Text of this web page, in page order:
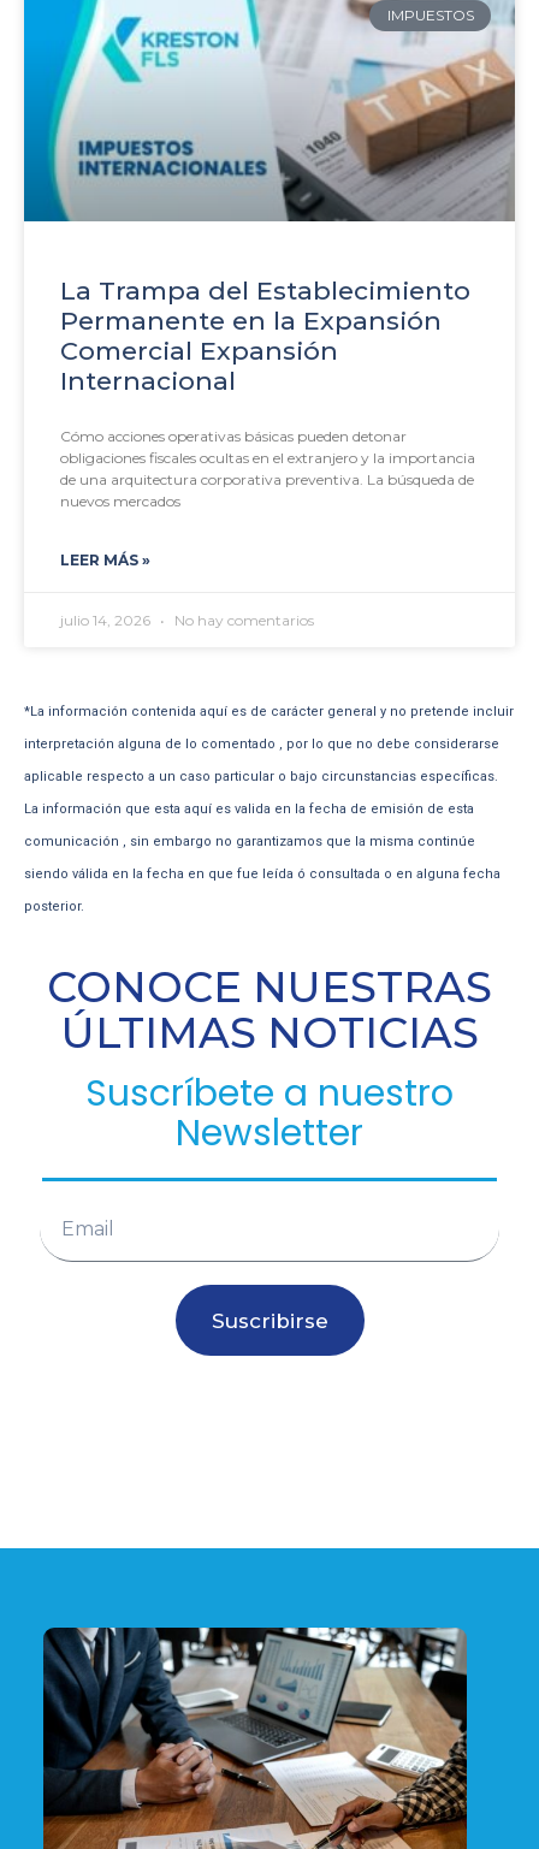
IMPUESTOS
La Trampa del Establecimiento
Permanente en la Expansión
Comercial Expansión
Internacional
Cómo acciones operativas básicas pueden detonar
obligaciones fiscales ocultas en el extranjero y la importancia
de una arquitectura corporativa preventiva. La búsqueda de
nuevos mercados
LEER MÁS »
julio 14, 2026 No hay comentarios
*La información contenida aquí es de carácter general y no pretende incluir
interpretación alguna de lo comentado , por lo que no debe considerarse
aplicable respecto a un caso particular o bajo circunstancias específicas.
La información que esta aquí es valida en la fecha de emisión de esta
comunicación , sin embargo no garantizamos que la misma continúe
siendo válida en la fecha en que fue leída ó consultada o en alguna fecha
posterior.
CONOCE NUESTRAS
ÚLTIMAS NOTICIAS
Suscríbete a nuestro
Newsletter
Suscribirse